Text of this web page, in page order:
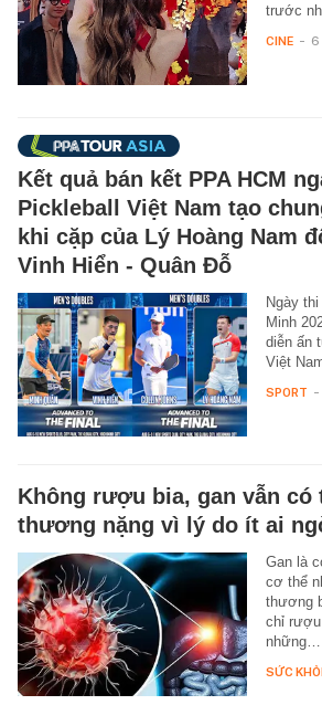
trước
CINE - 6
Kết quả bán kết PPA HCM
Pickleball Việt Nam tạo
khi cặp của Lý Hoàng Nam
Vinh Hiển - Quân Đỗ
Ngày
Minh
diễn ấn
Việt
SPORT -
Không rượu bia, gan vẫn có
thương nặng vì lý do ít ai
Gan là
cơ thể
thương
chỉ
những…
SỨC